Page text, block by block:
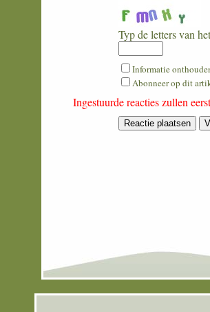
Typ de letters van
What
is
one
plus
nine?
Informatie
Abonneer op dit
Ingestuurde reacties zullen